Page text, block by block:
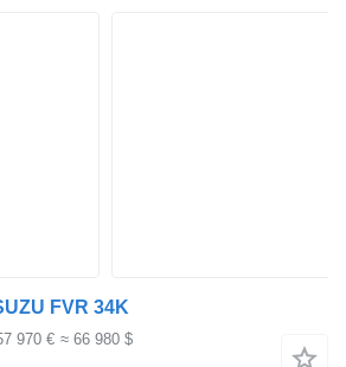
FVR 34K
970 € ≈ 66 980 $